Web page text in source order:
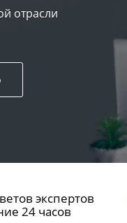
отрасли
экспертов
24 часов